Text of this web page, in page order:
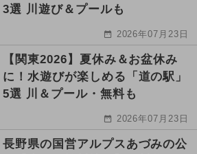
3選 川遊び＆プールも
2026年07月23日
【関東2026】夏休み＆お盆休み
に！水遊びが楽しめる「道の駅」
5選 川＆プール・無料も
2026年07月23日
長野県の国営アルプスあづみの公